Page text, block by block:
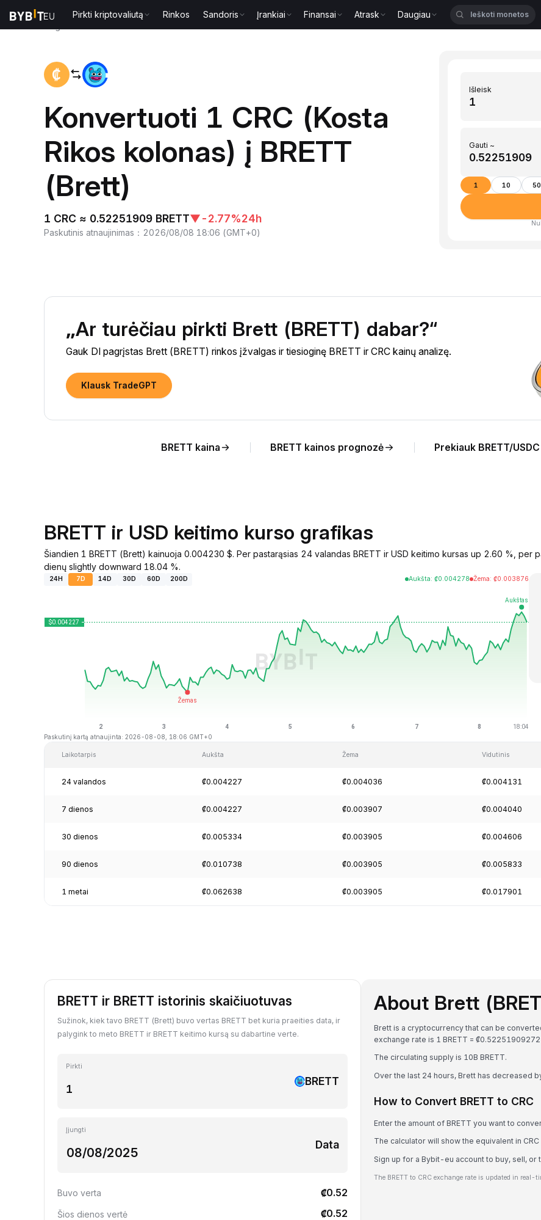
Pirkti kriptovaliutą Rinkos Sandoris Įrankiai Finansai Atrask Daugiau
Konvertuoti 1 CRC (Kosta
Rikos kolonas) į BRETT
(Brett)
1 CRC ≈ 0.52251909 BRETT▼-2.77%24h
Paskutinis atnaujinimas ： 2026/08/08 18:06 (GMT+0)
Išleisk
Gauti ~
1 10 50
„Ar turėčiau pirkti Brett (BRETT) dabar?“
Gauk DI pagrįstas Brett (BRETT) rinkos įžvalgas ir tiesioginę BRETT ir CRC kainų analizę.
Klausk TradeGPT
BRETT kaina BRETT kainos prognozė Prekiauk BRETT/USDC
BRETT ir USD keitimo kurso grafikas
Šiandien 1 BRETT (Brett) kainuoja 0.004230 $. Per pastarąsias 24 valandas BRETT ir USD keitimo kursas up 2.60 %, per
dienų slightly downward 18.04 %.
24H 7D 14D 30D 60D 200D Aukšta: ₡0.004278 Žema: ₡0.003876
Paskutinį kartą atnaujinta: 2026-08-08, 18:06 GMT+0
Laikotarpis Aukšta Žema Vidutinis
24 valandos ₡0.004227 ₡0.004036 ₡0.004131
7 dienos ₡0.004227 ₡0.003907 ₡0.004040
30 dienos ₡0.005334 ₡0.003905 ₡0.004606
90 dienos ₡0.010738 ₡0.003905 ₡0.005833
1 metai ₡0.062638 ₡0.003905 ₡0.017901
BRETT ir BRETT istorinis skaičiuotuvas
Sužinok, kiek tavo BRETT (Brett) buvo vertas BRETT bet kuria praeities data, ir
palygink to meto BRETT ir BRETT keitimo kursą su dabartine verte.
Pirkti
BRETT
Įjungti
Data
Buvo verta ₡0.52
Šios dienos vertė ₡0.52
About Brett
Brett is a cryptocurrency that can be
exchange rate is 1 BRETT =
The circulating supply is 10B BRETT.
Over the last 24 hours, Brett has decreased
How to Convert BRETT to CRC
Enter the amount of BRETT you want to
The calculator will show the equivalent in CRC
Sign up for a Bybit-eu account to buy, sell, or
The BRETT to CRC exchange rate is updated in real-